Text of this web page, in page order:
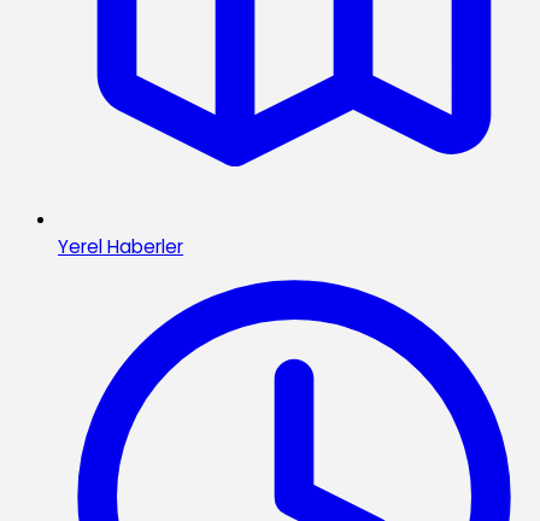
Yerel Haberler